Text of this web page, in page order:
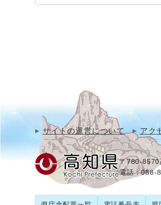
サイトの運営について アク
〒780-8570
電話：088-